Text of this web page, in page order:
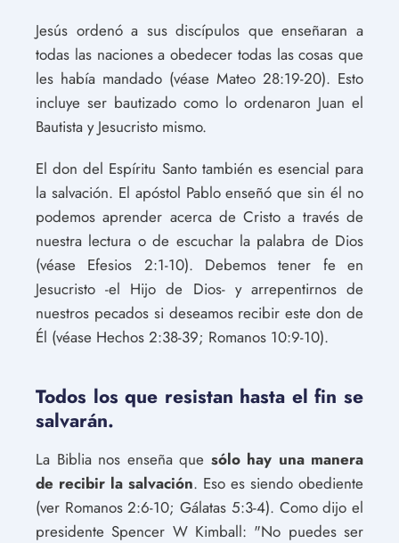
Jesús ordenó a sus discípulos que enseñaran a
todas las naciones a obedecer todas las cosas que
les había mandado (véase Mateo 28:19-20). Esto
incluye ser bautizado como lo ordenaron Juan el
Bautista y Jesucristo mismo.
El don del Espíritu Santo también es esencial para
la salvación. El apóstol Pablo enseñó que sin él no
podemos aprender acerca de Cristo a través de
nuestra lectura o de escuchar la palabra de Dios
(véase Efesios 2:1-10). Debemos tener fe en
Jesucristo -el Hijo de Dios- y arrepentirnos de
nuestros pecados si deseamos recibir este don de
Él (véase Hechos 2:38-39; Romanos 10:9-10).
Todos los que resistan hasta el fin se
salvarán.
La Biblia nos enseña que sólo hay una manera
de recibir la salvación. Eso es siendo obediente
(ver Romanos 2:6-10; Gálatas 5:3-4). Como dijo el
presidente Spencer W Kimball: "No puedes ser